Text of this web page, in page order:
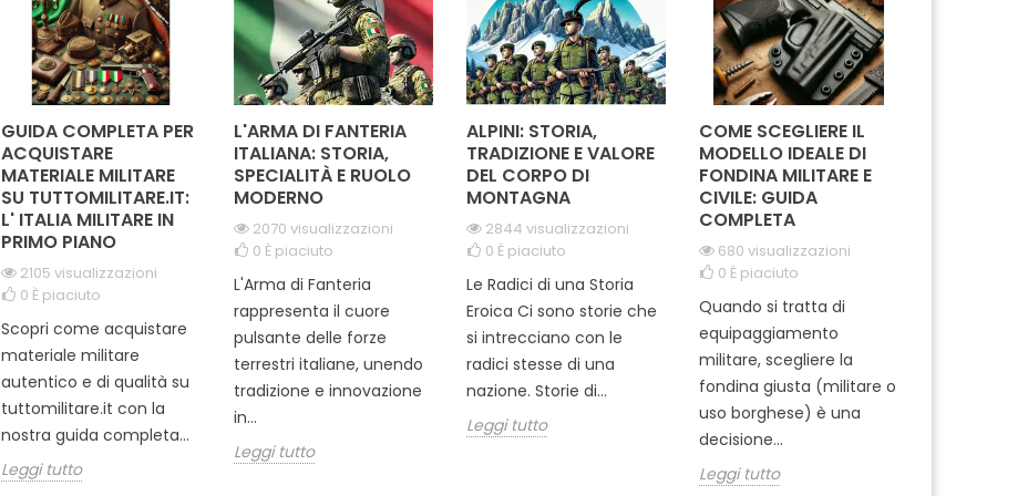
GUIDA COMPLETA PER
ACQUISTARE
MATERIALE MILITARE
SU TUTTOMILITARE.IT:
L' ITALIA MILITARE IN
PRIMO PIANO
2105 visualizzazioni
0 È piaciuto
Scopri come acquistare
materiale militare
autentico e di qualità su
tuttomilitare.it con la
nostra guida completa...
Leggi tutto
L'ARMA DI FANTERIA
ITALIANA: STORIA,
SPECIALITÀ E RUOLO
MODERNO
2070 visualizzazioni
0 È piaciuto
L'Arma di Fanteria
rappresenta il cuore
pulsante delle forze
terrestri italiane, unendo
tradizione e innovazione
in...
Leggi tutto
ALPINI: STORIA,
TRADIZIONE E VALORE
DEL CORPO DI
MONTAGNA
2844 visualizzazioni
0 È piaciuto
Le Radici di una Storia
Eroica Ci sono storie che
si intrecciano con le
radici stesse di una
nazione. Storie di...
Leggi tutto
COME SCEGLIERE IL
MODELLO IDEALE DI
FONDINA MILITARE E
CIVILE: GUIDA
COMPLETA
680 visualizzazioni
0 È piaciuto
Quando si tratta di
equipaggiamento
militare, scegliere la
fondina giusta (militare o
uso borghese) è una
decisione...
Leggi tutto